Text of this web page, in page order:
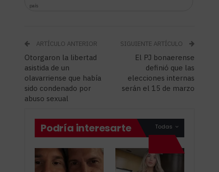
país
ARTÍCULO ANTERIOR
Otorgaron la libertad
asistida de un
olavarriense que había
sido condenado por
abuso sexual
SIGUIENTE ARTÍCULO
El PJ bonaerense
definió que las
elecciones internas
serán el 15 de marzo
Todas
Podría interesarte